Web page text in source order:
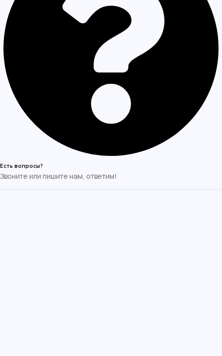
Есть вопросы?
Звоните или пишите нам, ответим!